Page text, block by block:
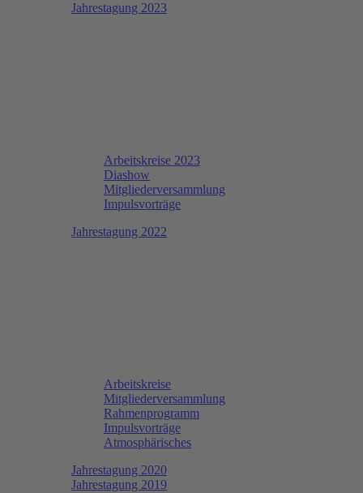
Jahrestagung 2023
Arbeitskreise 2023
Diashow
Mitgliederversammlung
Impulsvorträge
Jahrestagung 2022
Arbeitskreise
Mitgliederversammlung
Rahmenprogramm
Impulsvorträge
Atmosphärisches
Jahrestagung 2020
Jahrestagung 2019